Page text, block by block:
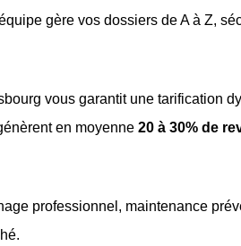
gère vos dossiers de A à Z,
vous garantit une tarification
en moyenne 20 à 30% de
professionnel, maintenance